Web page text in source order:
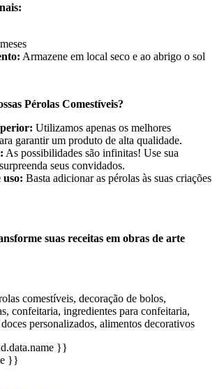
Armazene em local seco e ao abrigo o sol
Pérolas Comestíveis?
Utilizamos apenas os melhores
garantir um produto de alta qualidade.
As possibilidades são infinitas! Use sua
seus convidados.
uso: Basta adicionar as pérolas às suas criações
suas receitas em obras de arte
comestíveis, decoração de bolos,
confeitaria, ingredientes para confeitaria,
personalizados, alimentos decorativos
}}
}}